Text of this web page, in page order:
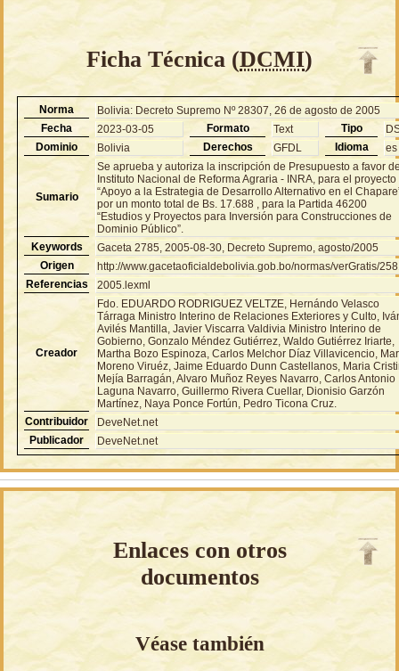
Ficha Técnica (DCMI)
Norma
Bolivia: Decreto Supremo Nº 28307, 26 de agosto de 2005
Fecha
2023-03-05 Formato Text Tipo
Dominio
Bolivia Derechos GFDL Idioma es
Sumario
Se aprueba y autoriza la inscripción de Presupuesto a favor
Instituto Nacional de Reforma Agraria - INRA, para el proyecto
“Apoyo a la Estrategia de Desarrollo Alternativo en el
por un monto total de Bs. 17.688 , para la Partida 46200
“Estudios y Proyectos para Inversión para Construcciones de
Dominio Público”.
Keywords
Gaceta 2785, 2005-08-30, Decreto Supremo, agosto/2005
Origen
http://www.gacetaoficialdebolivia.gob.bo/normas/verGratis/
Referencias
2005.lexml
Creador
Fdo. EDUARDO RODRIGUEZ VELTZE, Hernándo Velasco
Tárraga Ministro Interino de Relaciones Exteriores y Culto,
Avilés Mantilla, Javier Viscarra Valdivia Ministro Interino de
Gobierno, Gonzalo Méndez Gutiérrez, Waldo Gutiérrez Iriarte,
Martha Bozo Espinoza, Carlos Melchor Díaz Villavicencio,
Moreno Viruéz, Jaime Eduardo Dunn Castellanos, Maria
Mejía Barragán, Alvaro Muñoz Reyes Navarro, Carlos Antonio
Laguna Navarro, Guillermo Rivera Cuellar, Dionisio Garzón
Martínez, Naya Ponce Fortún, Pedro Ticona Cruz.
Contribuidor
DeveNet.net
Publicador
DeveNet.net
Enlaces con otros
documentos
Véase también